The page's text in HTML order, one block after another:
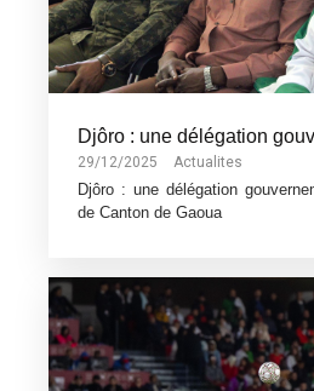
29/12/2025 Actualites
Djôro : une délégation
de Canton de Gaoua